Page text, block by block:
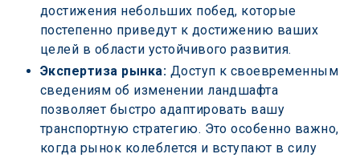
достижения небольших побед, которые
постепенно приведут к достижению ваших
целей в области устойчивого развития.
Экспертиза рынка: Доступ к своевременным
сведениям об изменении ландшафта
позволяет быстро адаптировать вашу
транспортную стратегию. Это особенно важно,
когда рынок колеблется и вступают в силу